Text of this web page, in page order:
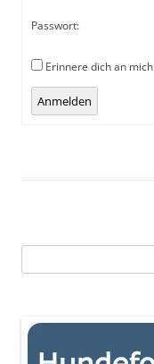
Passwort:
Erinnere dich an mich
Anmelden
nach: